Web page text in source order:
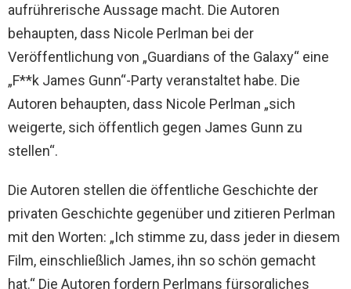
aufrührerische Aussage macht. Die Autoren
behaupten, dass Nicole Perlman bei der
Veröffentlichung von „Guardians of the Galaxy“ eine
„F**k James Gunn“-Party veranstaltet habe. Die
Autoren behaupten, dass Nicole Perlman „sich
weigerte, sich öffentlich gegen James Gunn zu
stellen“.
Die Autoren stellen die öffentliche Geschichte der
privaten Geschichte gegenüber und zitieren Perlman
mit den Worten: „Ich stimme zu, dass jeder in diesem
Film, einschließlich James, ihn so schön gemacht
hat.“ Die Autoren fordern Perlmans fürsorgliches